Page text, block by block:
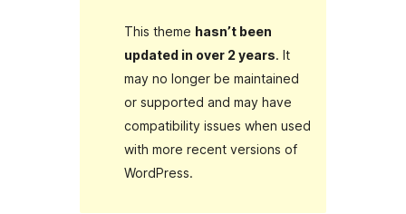
This theme hasn’t been
updated in over 2 years. It
may no longer be maintained
or supported and may have
compatibility issues when used
with more recent versions of
WordPress.